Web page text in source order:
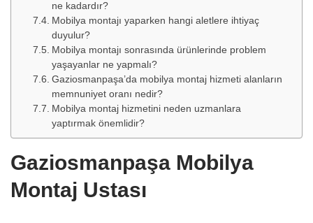
ne kadardır?
Mobilya montajı yaparken hangi aletlere ihtiyaç
duyulur?
Mobilya montajı sonrasında ürünlerinde problem
yaşayanlar ne yapmalı?
Gaziosmanpaşa’da mobilya montaj hizmeti alanların
memnuniyet oranı nedir?
Mobilya montaj hizmetini neden uzmanlara
yaptırmak önemlidir?
Gaziosmanpaşa Mobilya
Montaj Ustası